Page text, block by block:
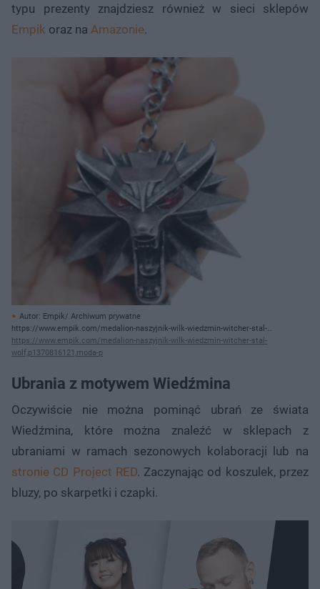
typu prezenty znajdziesz również w sieci sklepów
Empik oraz na Amazonie.
Autor: Empik/ Archiwum prywatne
https://www.empik.com/medalion-naszyjnik-wilk-wiedzmin-witcher-stal-
wolf,p1370816121,moda-p
https://www.empik.com/medalion-naszyjnik-wilk-wiedzmin-witcher-stal-
wolf,p1370816121,moda-p
Ubrania z motywem Wiedźmina
Oczywiście nie można pominąć ubrań ze świata
Wiedźmina, które można znaleźć w sklepach z
ubraniami w ramach sezonowych kolaboracji lub na
stronie CD Project RED. Zaczynając od koszulek, przez
bluzy, po skarpetki i czapki.